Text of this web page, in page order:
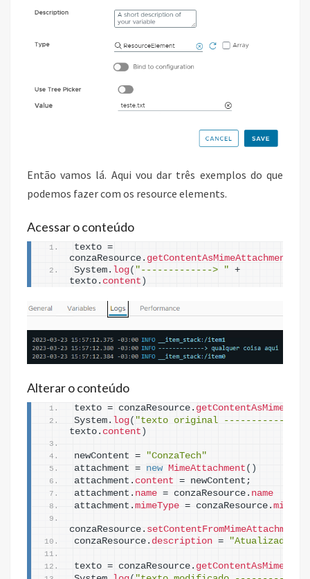
Então vamos lá. Aqui vou dar três exemplos do que
podemos fazer com os resource elements.
Acessar o conteúdo
texto =
conzaResource. getContentAsMimeAttachment
System. log( "-------------> " +
texto. content )
Alterar o conteúdo
texto = conzaResource.
System. log( "texto original ------------->
texto. content )
newContent =
"ConzaTech"
attachment = new MimeAttachment ( )
attachment. content = newContent;
attachment. name = conzaResource. name
attachment. mimeType = conzaResource.
conzaResource. setContentFromMimeAttachment
conzaResource. description = "Atualizado"
texto = conzaResource.